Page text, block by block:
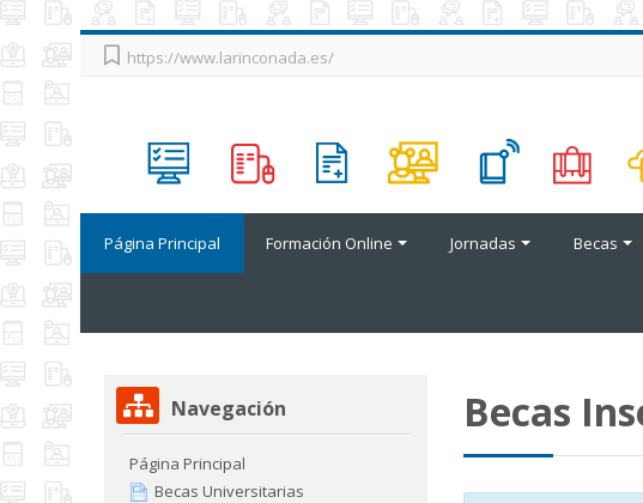
Salta
al
contenido
principal
https://www.larinconada.es/
Página Principal Formación Online Jornadas Becas
Becas
Salta
NavegaciónNavegación
Página Principal
Becas Universitarias